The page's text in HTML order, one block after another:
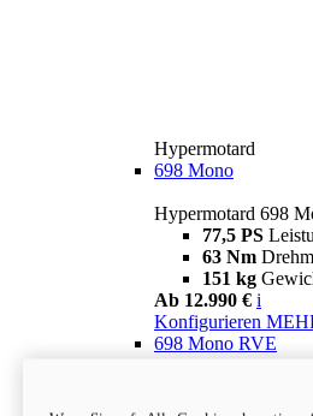
Hypermotard
698 Mono
Hypermotard 698
77,5 PS
63 Nm
151 kg
Ab 12.990 € i
Konfigurieren
698 Mono RVE
77,5 PS